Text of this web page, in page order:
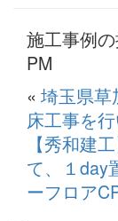
施工事例
PM
« 埼玉県草
床工事を
【秀和建工
て、１day
ーフロア